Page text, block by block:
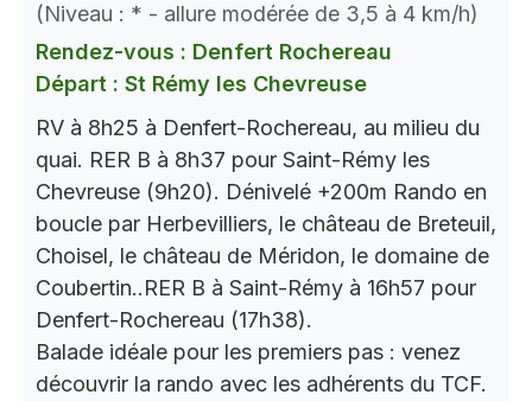
(Niveau : * - allure modérée de 3,5 à 4 km/h)
Rendez-vous : Denfert Rochereau
Départ : St Rémy les Chevreuse
RV à 8h25 à Denfert-Rochereau, au milieu du
quai. RER B à 8h37 pour Saint-Rémy les
Chevreuse (9h20). Dénivelé +200m Rando en
boucle par Herbevilliers, le château de Breteuil,
Choisel, le château de Méridon, le domaine de
Coubertin..RER B à Saint-Rémy à 16h57 pour
Denfert-Rochereau (17h38).
Balade idéale pour les premiers pas : venez
découvrir la rando avec les adhérents du TCF.